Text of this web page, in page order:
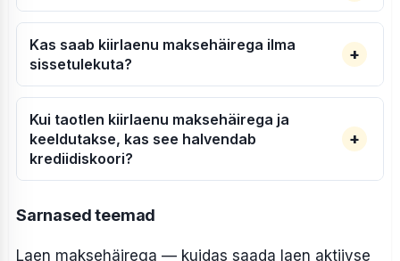
Kas saab kiirlaenu maksehäirega ilma
sissetulekuta?
Kui taotlen kiirlaenu maksehäirega ja
keeldutakse, kas see halvendab
krediidiskoori?
Sarnased teemad
Laen maksehäirega — kuidas saada laen aktiivse